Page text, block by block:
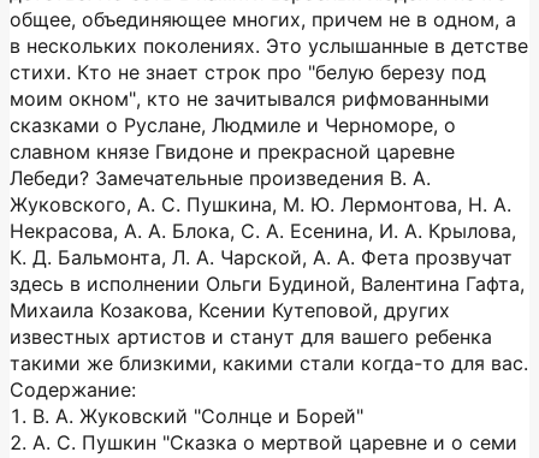
общее, объединяющее многих, причем не в одном, а
в нескольких поколениях. Это услышанные в детстве
стихи. Кто не знает строк про "белую березу под
моим окном", кто не зачитывался рифмованными
сказками о Руслане, Людмиле и Черноморе, о
славном князе Гвидоне и прекрасной царевне
Лебеди? Замечательные произведения В. А.
Жуковского, А. С. Пушкина, М. Ю. Лермонтова, Н. А.
Некрасова, А. А. Блока, С. А. Есенина, И. А. Крылова,
К. Д. Бальмонта, Л. А. Чарской, А. А. Фета прозвучат
здесь в исполнении Ольги Будиной, Валентина Гафта,
Михаила Козакова, Ксении Кутеповой, других
известных артистов и станут для вашего ребенка
такими же близкими, какими стали когда-то для вас.
Содержание:
1. В. А. Жуковский "Солнце и Борей"
2. А. С. Пушкин "Сказка о мертвой царевне и о семи